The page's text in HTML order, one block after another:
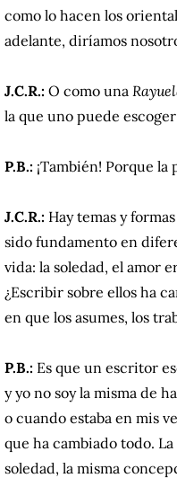
como lo hacen los
adelante, diríamos
J.C.R.: O como una
la que uno puede
P.B.: ¡También! Porque la
J.C.R.: Hay temas y
sido fundamento en
vida: la soledad, el amor
¿Escribir sobre ellos ha
en que los asumes, los
P.B.: Es que un escritor
y yo no soy la misma de
o cuando estaba en mis
que ha cambiado todo.
soledad, la misma